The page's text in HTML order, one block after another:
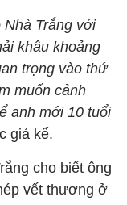
Nhà Trắng với
khâu khoảng
trọng vào thứ
muốn cảnh
anh mới 10 tuổi
giả kể.
cho biết ông
vết thương ở